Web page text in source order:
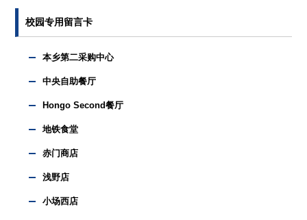
校园专用留言卡
本乡第二采购中心
中央自助餐厅
Hongo Second餐厅
地铁食堂
赤门商店
浅野店
小场西店